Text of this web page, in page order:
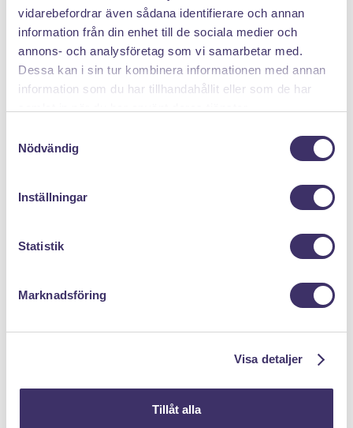
vidarebefordrar även sådana identifierare och annan
information från din enhet till de sociala medier och
annons- och analysföretag som vi samarbetar med.
Dessa kan i sin tur kombinera informationen med annan
information som du har tillhandahållit eller som de har
Nödvändig
Inställningar
Statistik
Marknadsföring
Visa detaljer
Tillåt alla
DÄRFÖR SÄLJER DU MED PANTIT